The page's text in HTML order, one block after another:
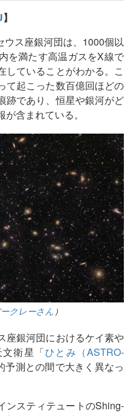
】
ス座銀河団は、1000個以
を満たす高温ガスをX線で
していることがわかる。こ
て起こった数百億回ほどの
跡であり、恒星や銀河がど
含まれている。
クレーさん）
座銀河団におけるケイ素や
衛星「ひとみ（ASTRO-
予測との間で大きく異なっ
ンスティテュートのShing-